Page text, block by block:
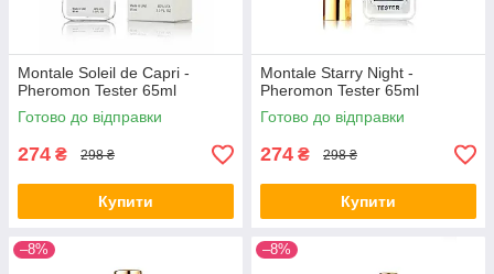
Montale Soleil de Capri -
Pheromon Tester 65ml
Готово до відправки
274 ₴ 298 ₴
Купити
Montale Starry Night -
Pheromon Tester 65ml
Готово до відправки
274 ₴ 298 ₴
Купити
–8% –8%